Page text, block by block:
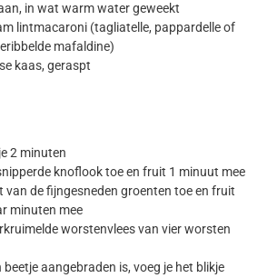
in wat warm water geweekt
lintmacaroni (tagliatelle, pappardelle of
mafaldine)
kaas, geraspt
2 minuten
knoflook toe en fruit 1 minuut mee
van de fijngesneden groenten toe en fruit
minuten mee
worstenvlees van vier worsten
beetje aangebraden is, voeg je het blikje